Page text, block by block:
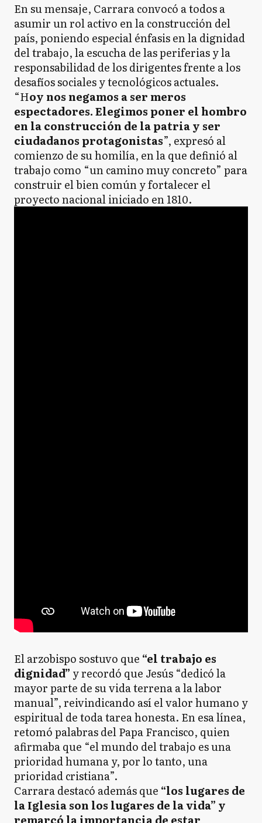
En su mensaje, Carrara convocó a todos a
asumir un rol activo en la construcción del
país, poniendo especial énfasis en la dignidad
del trabajo, la escucha de las periferias y la
responsabilidad de los dirigentes frente a los
desafíos sociales y tecnológicos actuales.
“Hoy nos negamos a ser meros
espectadores. Elegimos poner el hombro
en la construcción de la patria y ser
ciudadanos protagonistas”, expresó al
comienzo de su homilía, en la que definió al
trabajo como “un camino muy concreto” para
construir el bien común y fortalecer el
proyecto nacional iniciado en 1810.
El arzobispo sostuvo que “el trabajo es
dignidad” y recordó que Jesús “dedicó la
mayor parte de su vida terrena a la labor
manual”, reivindicando así el valor humano y
espiritual de toda tarea honesta. En esa línea,
retomó palabras del Papa Francisco, quien
afirmaba que “el mundo del trabajo es una
prioridad humana y, por lo tanto, una
prioridad cristiana”.
Carrara destacó además que “los lugares de
la Iglesia son los lugares de la vida” y
remarcó la importancia de estar